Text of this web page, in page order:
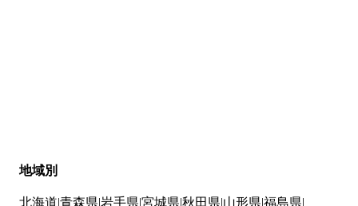
地域別
北海道 青森県 岩手県 宮城県 秋田県 山形県 福島県